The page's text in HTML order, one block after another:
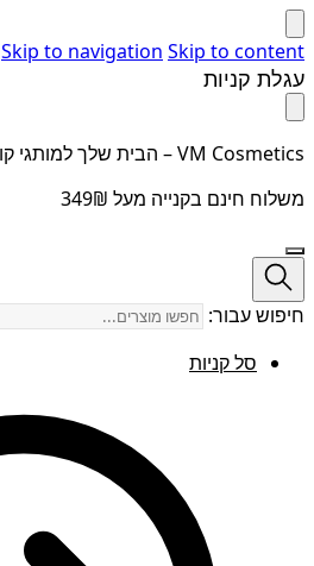
Skip to navigation Skip to content
עגלת קניות
VM Cosmetics – הבית שלך למותגי קוסמטיקה מובילים
משלוח חינם בקנייה מעל 349₪
חיפוש עבור:
סל קניות